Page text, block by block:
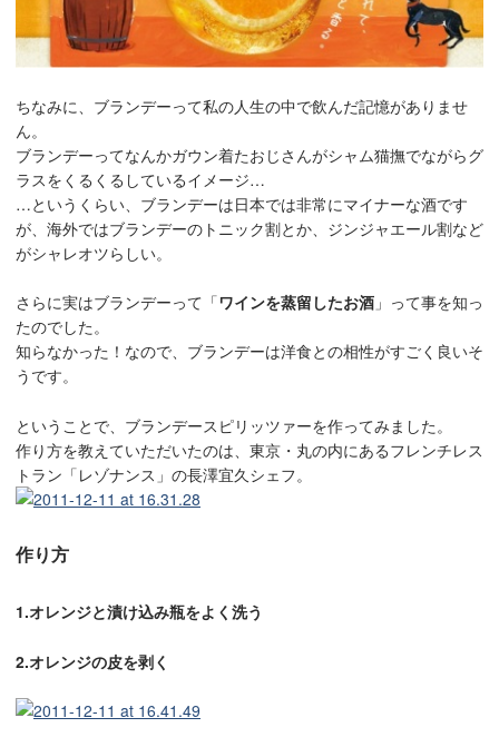
ちなみに、ブランデーって私の人生の中で飲んだ記憶がありませ
ん。
ブランデーってなんかガウン着たおじさんがシャム猫撫でながらグ
ラスをくるくるしているイメージ…
…というくらい、ブランデーは日本では非常にマイナーな酒です
が、海外ではブランデーのトニック割とか、ジンジャエール割など
がシャレオツらしい。
さらに実はブランデーって「ワインを蒸留したお酒 」って事を知っ
たのでした。
知らなかった！なので、ブランデーは洋食との相性がすごく良いそ
うです。
ということで、ブランデースピリッツァーを作ってみました。
作り方を教えていただいたのは、東京・丸の内にあるフレンチレス
トラン「レゾナンス」の長澤宜久シェフ。
作り方
1.オレンジと漬け込み瓶をよく洗う
2.オレンジの皮を剥く